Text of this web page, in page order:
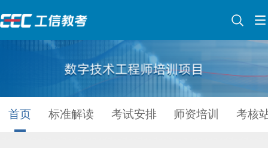
首页 标准解读 考试安排 师资培训 考核